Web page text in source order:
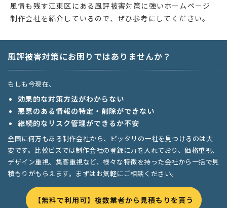
風情も残す江東区にある風評被害対策に強いホームページ
制作会社を紹介しているので、ぜひ参考にしてください。
風評被害対策にお困りではありませんか？
もしも今現在、
効果的な対策方法がわからない
悪意のある情報の特定・削除ができない
継続的なリスク管理ができるか不安
全国に何万もある制作会社から、ピッタリの一社を見つけるのは大
変です。比較ビズでは制作会社の登録に力を入れており、価格重視、
デザイン重視、集客重視など、様々な特徴を持った会社から一括で見
積もりがもらえます。まずはお気軽にご相談ください。
【無料で利用可】複数業者から見積もりを貰う